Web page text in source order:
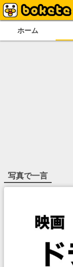
ホーム
写真で一言